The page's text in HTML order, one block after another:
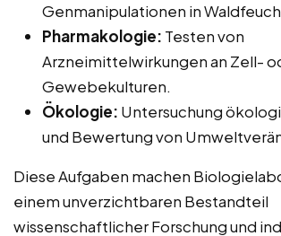
Genmanipulationen in
Pharmakologie: Testen von
Arzneimittelwirkungen an Zell-
Gewebekulturen.
Ökologie: Untersuchung
und Bewertung von
Diese Aufgaben machen
einem unverzichtbaren Bestandteil
wissenschaftlicher Forschung und